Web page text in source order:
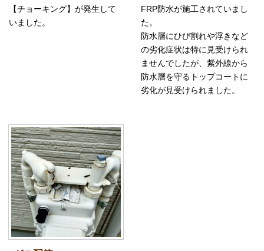
【チョーキング】が発生して
いました。
FRP防水が施工されていまし
た。
防水層にひび割れや浮きなど
の劣化症状は特に見受けられ
ませんでしたが、紫外線から
防水層を守るトップコートに
劣化が見受けられました。